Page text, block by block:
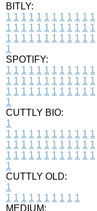
BITLY:
1 1 1 1 1 1 1 1 1 1 1 1
1 1 1 1 1 1 1 1 1 1 1 1
1 1 1 1 1 1 1 1 1 1 1 1
1
SPOTIFY:
1 1 1 1 1 1 1 1 1 1 1 1
1 1 1 1 1 1 1 1 1 1 1 1
1 1 1 1 1 1 1 1 1 1 1 1
1
CUTTLY BIO:
1
1 1 1 1 1 1 1 1 1 1 1 1
1 1 1 1 1 1 1 1 1 1 1 1
1 1 1 1 1 1 1 1 1 1 1 1
1
CUTTLY OLD:
1
1 1 1 1 1 1 1 1 1 1
MEDIUM: